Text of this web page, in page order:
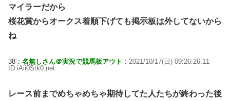
マイラーだから
桜花賞からオークス着順下げても掲示板は外してないから
ね
38： 名無しさん＠実況で競馬板アウト ：2021/10/17(日) 09:26:26.11
ID:iAii0Stk0.net
レース前までめちゃめちゃ期待してた人たちが終わった後